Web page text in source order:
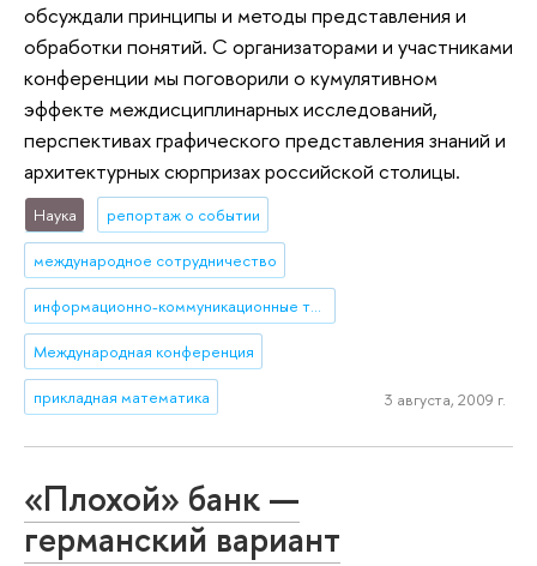
обсуждали принципы и методы представления и
обработки понятий. С организаторами и участниками
конференции мы поговорили о кумулятивном
эффекте междисциплинарных исследований,
перспективах графического представления знаний и
архитектурных сюрпризах российской столицы.
Наука репортаж о событии
международное сотрудничество
информационно-коммуникационные технологии
Международная конференция
прикладная математика 3 августа, 2009 г.
«Плохой» банк —
германский вариант